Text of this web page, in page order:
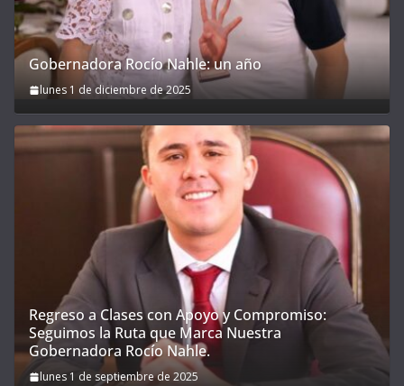
Gobernadora Rocío Nahle: un año
lunes 1 de diciembre de 2025
Regreso a Clases con Apoyo y Compromiso:
Seguimos la Ruta que Marca Nuestra
Gobernadora Rocío Nahle.
lunes 1 de septiembre de 2025